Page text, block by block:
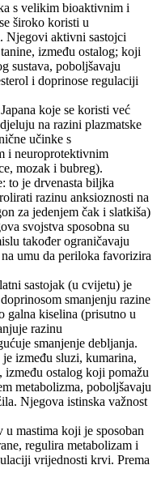
s velikim bioaktivnim i
široko koristi u
Njegovi aktivni sastojci
između ostalog; koji
sustava, poboljšavaju
i doprinose regulaciji
koje se koristi već
na razini plazmatske
učinke s
i neuroprotektivnim
mozak i bubreg).
to je drvenasta biljka
razinu anksioznosti na
za jedenjem čak i slatkiša)
svojstva sposobna su
također ograničavaju
umu da periloka favorizira
sastojak (u cvijetu) je
smanjenju razine
galna kiselina (prisutno u
razinu
smanjenje debljanja.
između sluzi, kumarina,
ostalog koji pomažu
metabolizma, poboljšavaju
Njegova istinska važnost
mastima koji je sposoban
regulira metabolizam i
vrijednosti krvi. Prema